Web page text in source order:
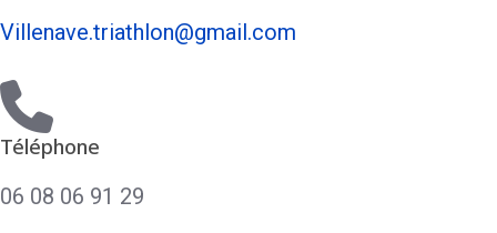
Villenave.triathlon@gmail.com
Téléphone
06 08 06 91 29